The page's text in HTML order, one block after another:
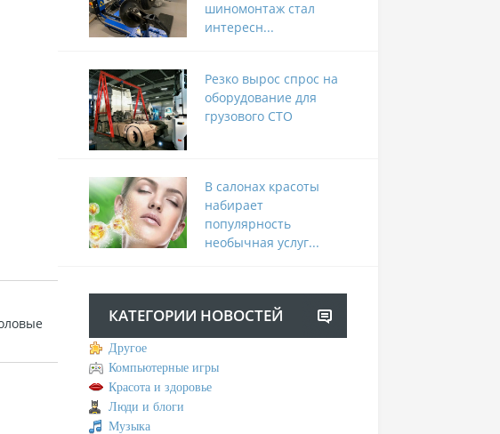
шиномонтаж стал
интересн...
Резко вырос спрос на
оборудование для
грузового СТО
В салонах красоты
набирает
популярность
необычная услуг...
КАТЕГОРИИ НОВОСТЕЙ
Другое
Компьютерные игры
Красота и здоровье
Люди и блоги
Музыка